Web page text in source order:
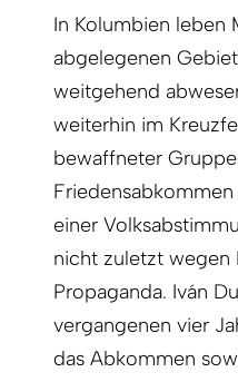
In Kolumbien leben
abgelegenen
weitgehend
weiterhin im
bewaffneter
einer
nicht zuletzt wegen
Propaganda. Iván
vergangenen vier
das Abkommen